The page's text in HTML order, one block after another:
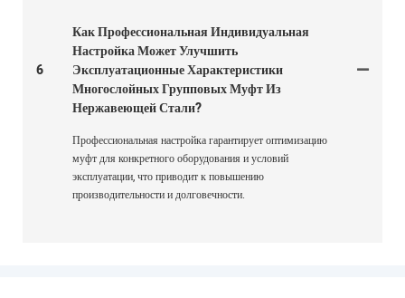
6
Как Профессиональная Индивидуальная
Настройка Может Улучшить
Эксплуатационные Характеристики
Многослойных Групповых Муфт Из
Нержавеющей Стали?
Профессиональная настройка гарантирует оптимизацию
муфт для конкретного оборудования и условий
эксплуатации, что приводит к повышению
производительности и долговечности.